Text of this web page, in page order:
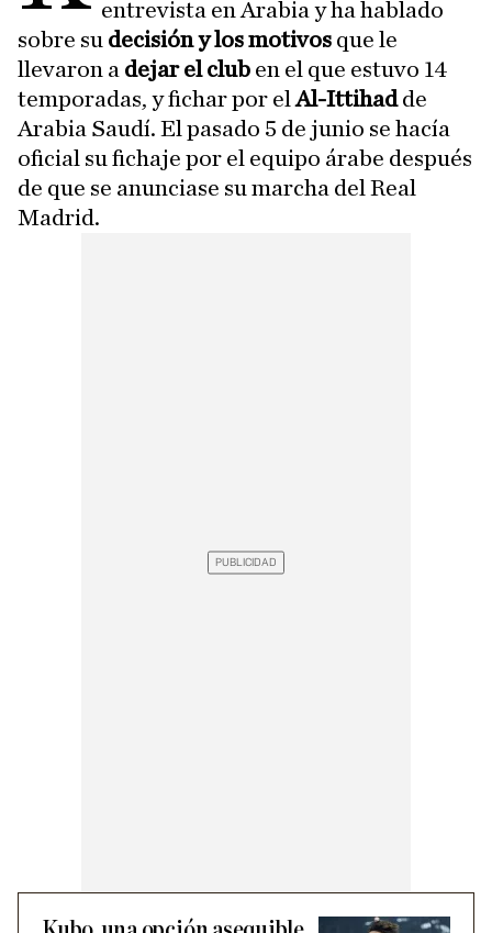
entrevista en Arabia y ha hablado
sobre su decisión y los motivos que le
llevaron a dejar el club en el que estuvo 14
temporadas, y fichar por elAl-Ittihadde
Arabia Saudí. El pasado 5 de junio se hacía
oficial su fichaje por el equipo árabe después
de que se anunciase su marcha del Real
Madrid.